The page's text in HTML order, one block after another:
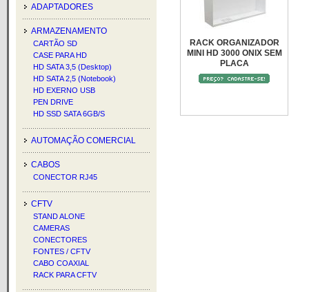
ADAPTADORES
ARMAZENAMENTO
CARTÃO SD
CASE PARA HD
HD SATA 3,5 (Desktop)
HD SATA 2,5 (Notebook)
HD EXERNO USB
PEN DRIVE
HD SSD SATA 6GB/S
AUTOMAÇÃO COMERCIAL
CABOS
CONECTOR RJ45
CFTV
STAND ALONE
CAMERAS
CONECTORES
FONTES / CFTV
CABO COAXIAL
RACK PARA CFTV
RACK ORGANIZADOR
MINI HD 3000 ONIX SEM
PLACA